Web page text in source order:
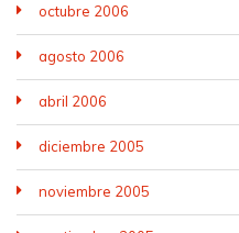
octubre 2006
agosto 2006
abril 2006
diciembre 2005
noviembre 2005